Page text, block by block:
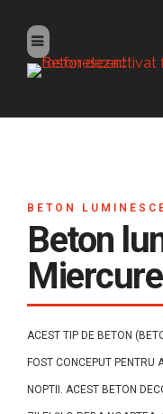
BETON
Beton
ACEST TIP DE BETON
FOST CONCEPUT PENTRU
NOPTII. ACEST BETON